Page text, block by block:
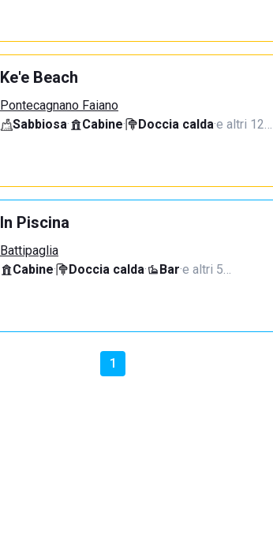
Ke'e Beach
Pontecagnano Faiano
Sabbiosa· Cabine· Doccia calda·e altri 12…
In Piscina
Battipaglia
Cabine· Doccia calda· Bar·e altri 5…
1